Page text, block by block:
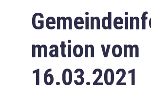
Gemeindeamt
Gemeinderat
Bildung
mation vom
16.03.2021